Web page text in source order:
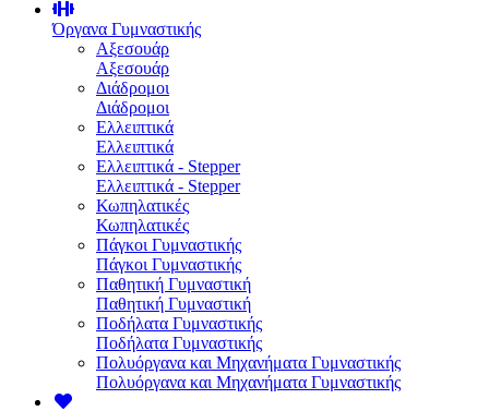
Όργανα Γυμναστικής
Αξεσουάρ
Αξεσουάρ
Διάδρομοι
Διάδρομοι
Ελλειπτικά
Ελλειπτικά
Ελλειπτικά - Stepper
Ελλειπτικά - Stepper
Κωπηλατικές
Κωπηλατικές
Πάγκοι Γυμναστικής
Πάγκοι Γυμναστικής
Παθητική Γυμναστική
Παθητική Γυμναστική
Ποδήλατα Γυμναστικής
Ποδήλατα Γυμναστικής
Πολυόργανα και Μηχανήματα Γυμναστικής
Πολυόργανα και Μηχανήματα Γυμναστικής